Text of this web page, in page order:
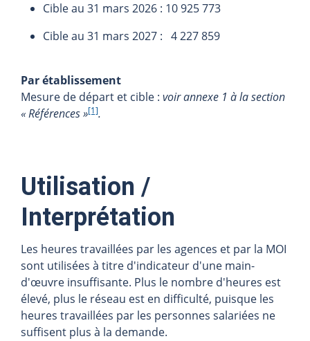
Cible au 31 mars 2026 : 10 925 773
Cible au 31 mars 2027 : 4 227 859
Par établissement
Mesure de départ et cible : voir annexe 1 à la section
« Références »[1].
Utilisation /
Interprétation
Les heures travaillées par les agences et par la MOI
sont utilisées à titre d'indicateur d'une main-
d'œuvre insuffisante. Plus le nombre d'heures est
élevé, plus le réseau est en difficulté, puisque les
heures travaillées par les personnes salariées ne
suffisent plus à la demande.